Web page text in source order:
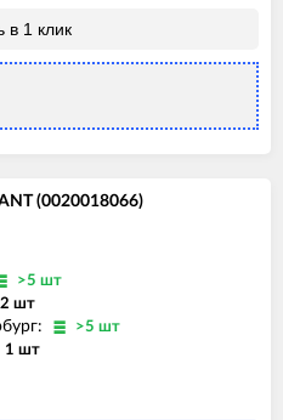
в 1 клик
(0020018066)
>5 шт
2 шт
>5 шт
1 шт